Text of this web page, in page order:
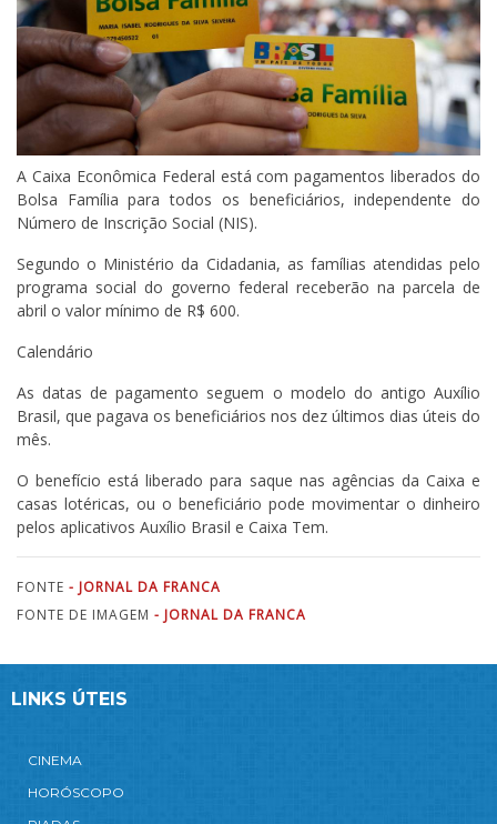
A Caixa Econômica Federal está com pagamentos liberados do
Bolsa Família para todos os beneficiários, independente do
Número de Inscrição Social (NIS).
Segundo o Ministério da Cidadania, as famílias atendidas pelo
programa social do governo federal receberão na parcela de
abril o valor mínimo de R$ 600.
Calendário
As datas de pagamento seguem o modelo do antigo Auxílio
Brasil, que pagava os beneficiários nos dez últimos dias úteis do
mês.
O benefício está liberado para saque nas agências da Caixa e
casas lotéricas, ou o beneficiário pode movimentar o dinheiro
pelos aplicativos Auxílio Brasil e Caixa Tem.
FONTE - JORNAL DA FRANCA
FONTE DE IMAGEM - JORNAL DA FRANCA
LINKS ÚTEIS
CINEMA
HORÓSCOPO